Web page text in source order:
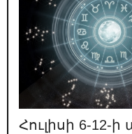
11.05.2026
Ո՞վ է
08.05.2026
լինելու,
Հուլիսի 6-12-